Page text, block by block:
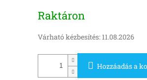
Raktáron
Várható kézbesítés: 11.08.2026
Hozzáadás a